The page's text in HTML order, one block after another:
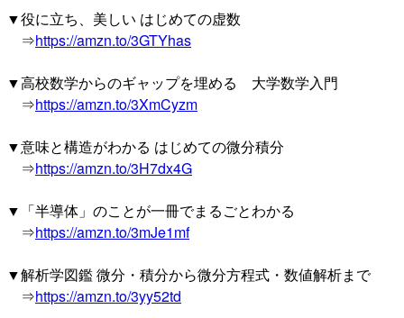
▼役に立ち、美しい はじめての虚数
⇒https://amzn.to/3GTYhas
▼高校数学からのギャップを埋める 大学数学入門
⇒https://amzn.to/3XmCyzm
▼意味と構造がわかる はじめての微分積分
⇒https://amzn.to/3H7dx4G
▼「半導体」のことが一冊でまるごとわかる
⇒https://amzn.to/3mJe1mf
▼解析学図鑑 微分・積分から微分方程式・数値解析まで
⇒https://amzn.to/3yy52td